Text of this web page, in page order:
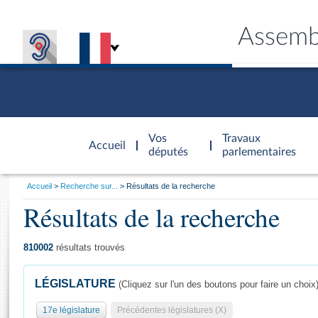
Accueil
d'accueil
Vos
députés
Travaux
parlementaires
Général
Vous
Accueil Recherche sur... Résultats de la recherche
Résultats de la recherche
810002 résultats trouvés
LÉGISLATURE (Cliquez sur l'un des boutons pour faire un choix)
17e législature Précédentes législatures (X)